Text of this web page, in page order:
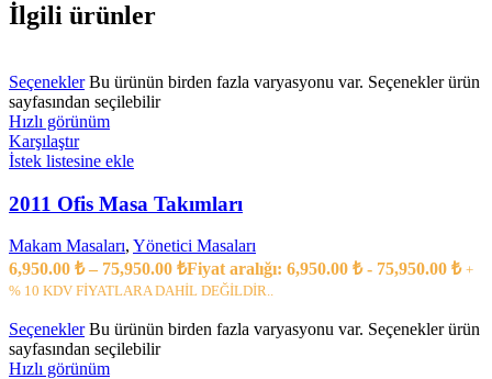
İlgili ürünler
Seçenekler Bu ürünün birden fazla varyasyonu var. Seçenekler ürün
sayfasından seçilebilir
Hızlı görünüm
Karşılaştır
İstek listesine ekle
2011 Ofis Masa Takımları
Makam Masaları, Yönetici Masaları
6,950.00 ₺ – 75,950.00 ₺Fiyat aralığı: 6,950.00 ₺ - 75,950.00 ₺ +
% 10 KDV FİYATLARA DAHİL DEĞİLDİR..
Seçenekler Bu ürünün birden fazla varyasyonu var. Seçenekler ürün
sayfasından seçilebilir
Hızlı görünüm